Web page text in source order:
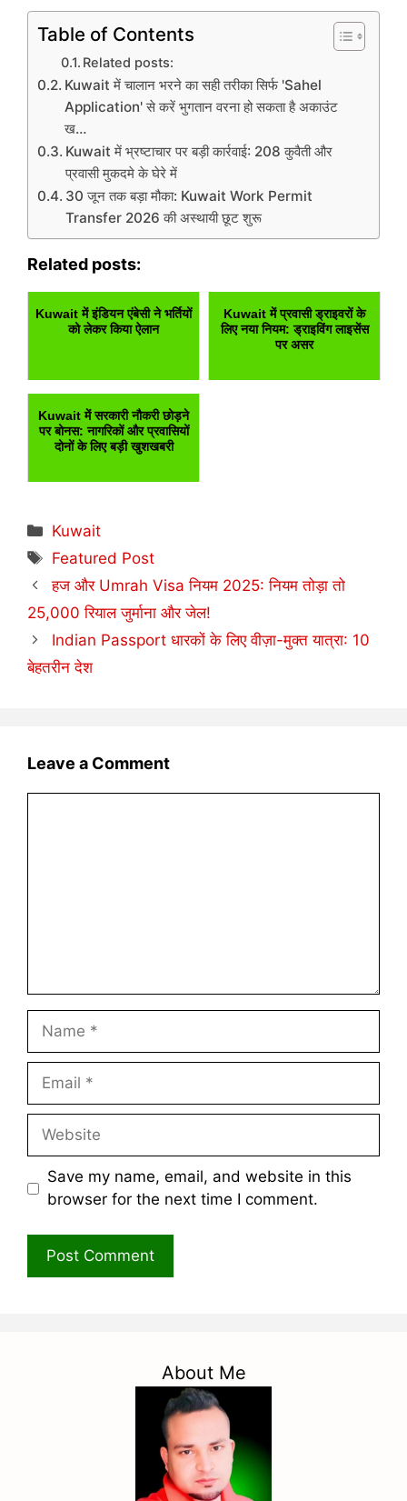
Table of Contents
Related posts:
Kuwait में चालान भरने का सही तरीका सिर्फ 'Sahel
Application' से करें भुगतान वरना हो सकता है अकाउंट
ख…
Kuwait में भ्रष्टाचार पर बड़ी कार्रवाई: 208 कुवैती और
प्रवासी मुकदमे के घेरे में
30 जून तक बड़ा मौका: Kuwait Work Permit
Transfer 2026 की अस्थायी छूट शुरू
Related posts:
Kuwait में इंडियन एंबेसी ने भर्तियों
को लेकर किया ऐलान
Kuwait में प्रवासी ड्राइवरों के
लिए नया नियम: ड्राइविंग लाइसेंस
पर असर
Kuwait में सरकारी नौकरी छोड़ने
पर बोनस: नागरिकों और प्रवासियों
दोनों के लिए बड़ी खुशखबरी
Categories
Kuwait
Tags
Featured Post
हज और Umrah Visa नियम 2025: नियम तोड़ा तो
25,000 रियाल जुर्माना और जेल!
Indian Passport धारकों के लिए वीज़ा-मुक्त यात्रा: 10
बेहतरीन देश
Leave a Comment
Name
Email
Website
Save my name, email, and website in this
browser for the next time I comment.
About Me